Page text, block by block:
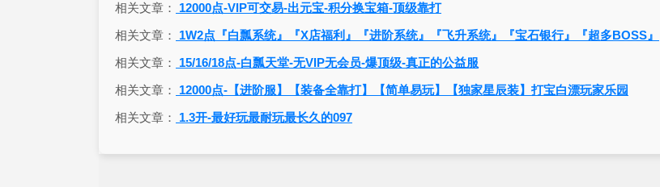
相关文章：
12000点-VIP可交易-出元宝-积分换宝箱-顶级靠打
相关文章：
1W2点『白瓢系统』『X店福利』『进阶系统』『飞升系统』『宝石银行』『超多BOSS』
相关文章：
15/16/18点-白瓢天堂-无VIP无会员-爆顶级-真正的公益服
相关文章：
12000点-【进阶服】【装备全靠打】【简单易玩】【独家星辰装】打宝白漂玩家乐园
相关文章：
1.3开-最好玩最耐玩最长久的097